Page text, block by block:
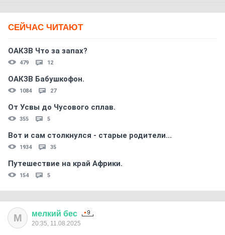
СЕЙЧАС ЧИТАЮТ
ОАКЗВ Что за запах?
479 12
ОАКЗВ Бабушкофон.
1084 27
От Усвы до Чусового сплав.
355 5
Вот и сам столкнулся - старые родители...
1934 35
Путешествие на край Африки.
154 5
М мелкий бес
20:35, 11.08.2025